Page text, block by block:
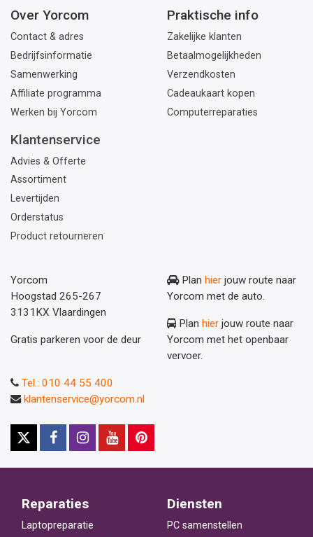
Over Yorcom
Contact & adres
Bedrijfsinformatie
Samenwerking
Affiliate programma
Werken bij Yorcom
Praktische info
Zakelijke klanten
Betaalmogelijkheden
Verzendkosten
Cadeaukaart kopen
Computerreparaties
Klantenservice
Advies & Offerte
Assortiment
Levertijden
Orderstatus
Product retourneren
Yorcom
Hoogstad 265-267
3131KX Vlaardingen
Gratis parkeren voor de deur
Plan hier jouw route naar
Yorcom met de auto.
Plan hier jouw route naar
Yorcom met het openbaar
vervoer.
Tel.: 010 44 55 400
klantenservice@yorcom.nl
Reparaties
Laptopreparatie
Diensten
PC samenstellen